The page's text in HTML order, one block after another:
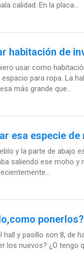
calidad. En la placa...
habitación de
usar como
para ropa. La
más grande que...
esa especie
y la parte de abajo
saliendo ese moho
ponerlos?
y pasillo son 8, de
los nuevos? ¿O tengo